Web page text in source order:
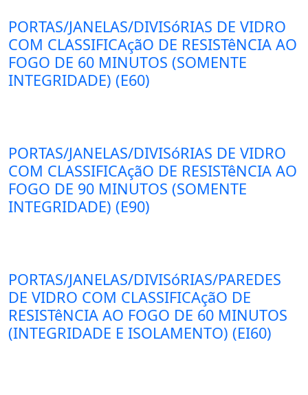
PORTAS/JANELAS/DIVISóRIAS DE VIDRO
COM CLASSIFICAçãO DE RESISTêNCIA AO
FOGO DE 60 MINUTOS (SOMENTE
INTEGRIDADE) (E60)
PORTAS/JANELAS/DIVISóRIAS DE VIDRO
COM CLASSIFICAçãO DE RESISTêNCIA AO
FOGO DE 90 MINUTOS (SOMENTE
INTEGRIDADE) (E90)
PORTAS/JANELAS/DIVISóRIAS/PAREDES
DE VIDRO COM CLASSIFICAçãO DE
RESISTêNCIA AO FOGO DE 60 MINUTOS
(INTEGRIDADE E ISOLAMENTO) (EI60)